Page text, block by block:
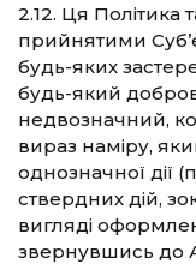
2.12. Ця Політика
прийнятими
будь-яких
будь-який
недвозначний,
вираз наміру,
однозначної дії
ствердних дій,
вигляді
звернувшись до